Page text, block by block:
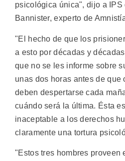
psicológica única", dijo a IPS
Bannister, experto de
"El hecho de que los
a esto por décadas y
que no se les informe sobre
unas dos horas antes de que
deben despertarse cada
cuándo será la última. Ésta
inaceptable a los derechos
claramente una tortura
"Estos tres hombres proveen